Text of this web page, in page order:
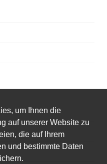
um Ihnen die
auf unserer Website zu
die auf Ihrem
und bestimmte Daten